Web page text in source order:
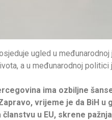
ugled u
a u međunarodnoj
ima ozbiljne
vrijeme je da BiH
članstvu u EU, skrene